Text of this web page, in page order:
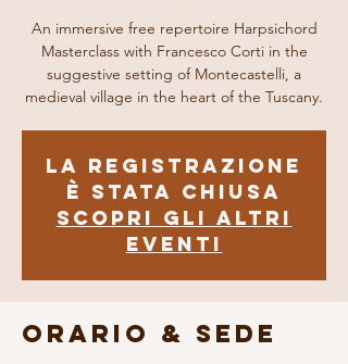
An immersive free repertoire Harpsichord
Masterclass with Francesco Corti in the
suggestive setting of Montecastelli, a
medieval village in the heart of the Tuscany.
La registrazione
è stata chiusa
Scopri gli altri
eventi
Orario & Sede